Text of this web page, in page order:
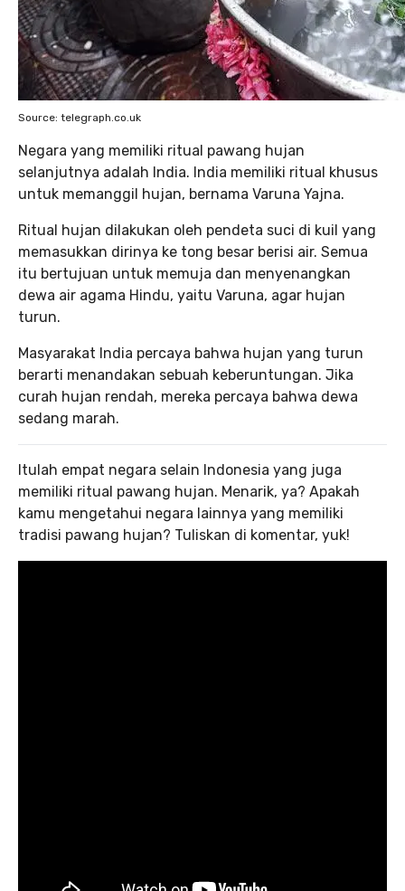
Source: telegraph.co.uk
Negara yang memiliki ritual pawang hujan
selanjutnya adalah India. India memiliki ritual khusus
untuk memanggil hujan, bernama Varuna Yajna.
Ritual hujan dilakukan oleh pendeta suci di kuil yang
memasukkan dirinya ke tong besar berisi air. Semua
itu bertujuan untuk memuja dan menyenangkan
dewa air agama Hindu, yaitu Varuna, agar hujan
turun.
Masyarakat India percaya bahwa hujan yang turun
berarti menandakan sebuah keberuntungan. Jika
curah hujan rendah, mereka percaya bahwa dewa
sedang marah.
Itulah empat negara selain Indonesia yang juga
memiliki ritual pawang hujan. Menarik, ya? Apakah
kamu mengetahui negara lainnya yang memiliki
tradisi pawang hujan? Tuliskan di komentar, yuk!